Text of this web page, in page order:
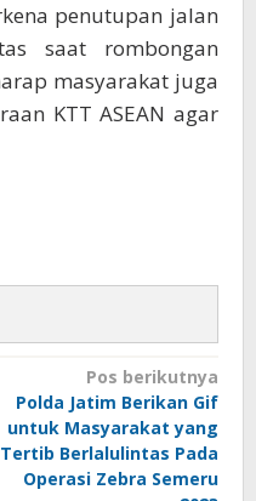
penutupan jalan
saat rombongan
masyarakat juga
KTT ASEAN agar
Pos berikutnya
Polda Jatim Berikan Gif
untuk Masyarakat yang
Tertib Berlalulintas Pada
Operasi Zebra Semeru